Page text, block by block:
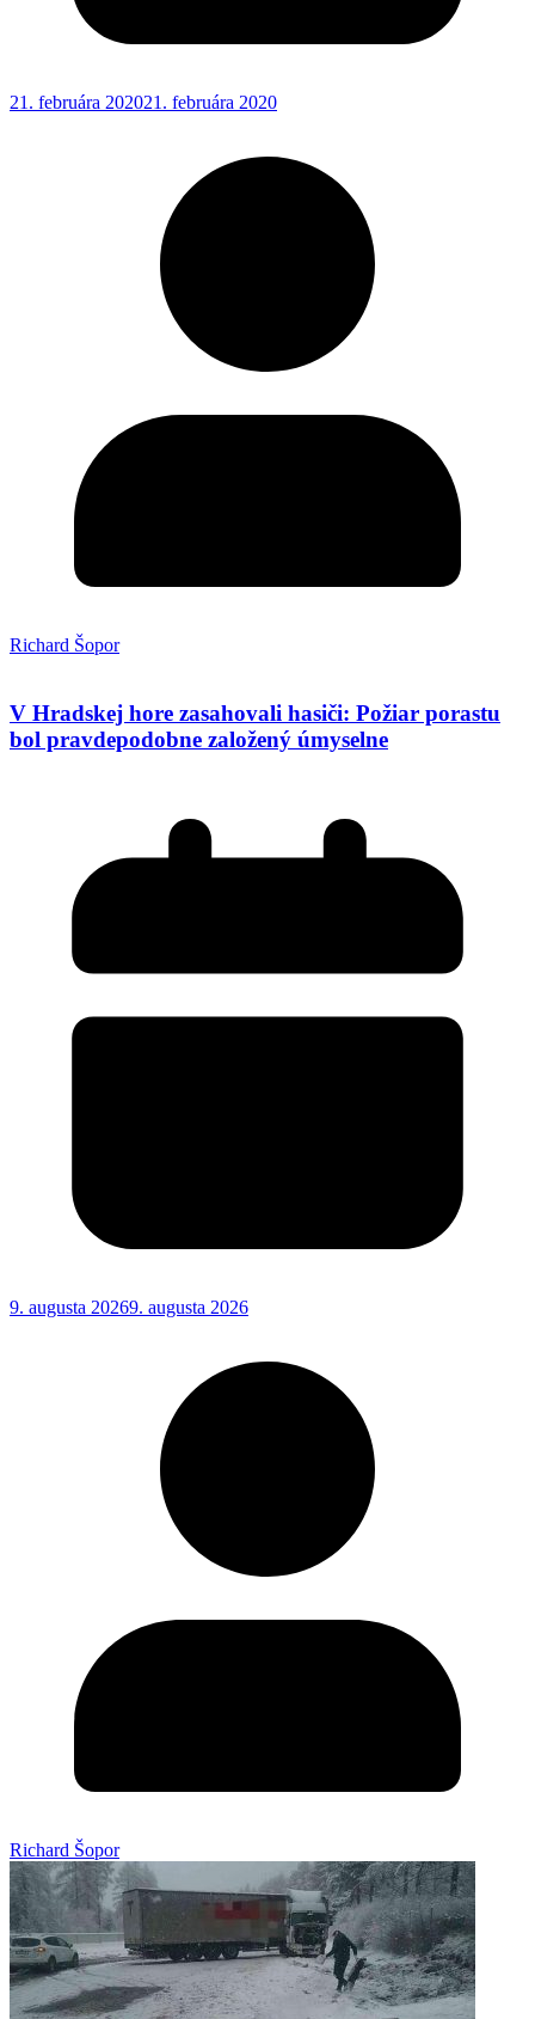
21. februára 202021. februára 2020
Richard Šopor
V Hradskej hore zasahovali hasiči: Požiar porastu
bol pravdepodobne založený úmyselne
9. augusta 20269. augusta 2026
Richard Šopor